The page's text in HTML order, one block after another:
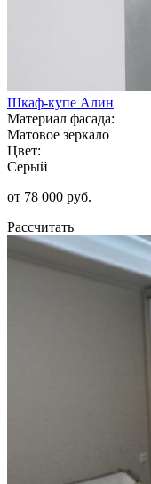
Шкаф-купе Алин
Материал фасада:
Матовое зеркало
Цвет:
Серый
от 78 000 руб.
Рассчитать